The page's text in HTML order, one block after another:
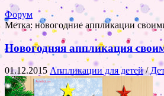
Форум
Метка: новогодние аппликации
Новогодняя аппликация
01.12.2015 Аппликации для детей/